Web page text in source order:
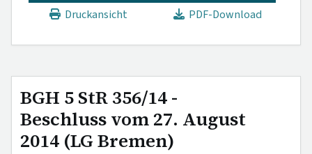
Druckansicht
PDF-Download
BGH 5 StR 356/14 -
Beschluss vom 27. August
2014 (LG Bremen)